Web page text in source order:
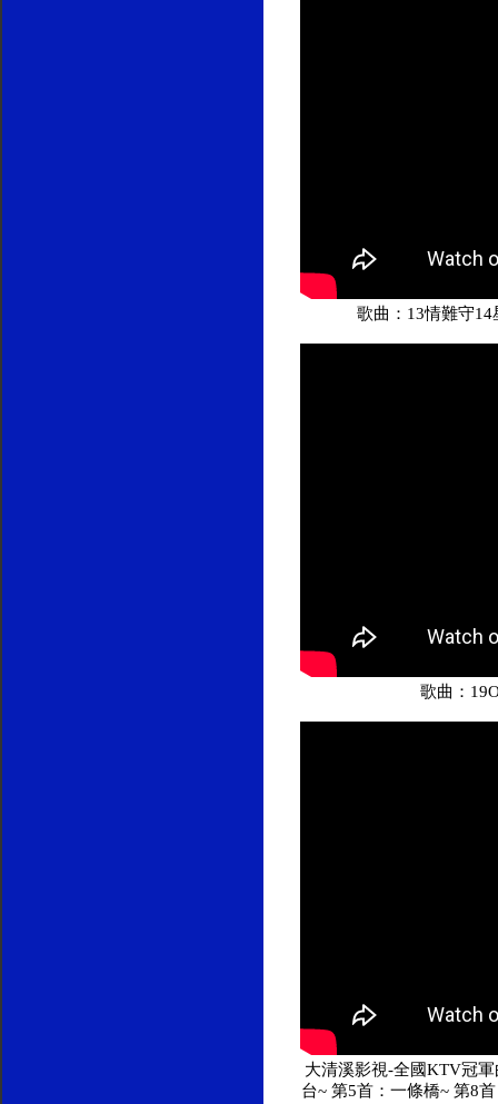
歌曲：13情難守
歌曲：
大清溪影視-全國KTV冠
台~ 第5首：一條橋~ 第8